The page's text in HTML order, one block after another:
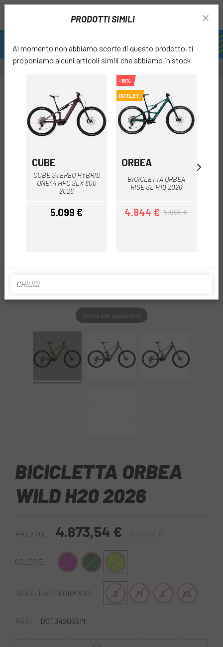
Clicca per espandere
BICICLETTA ORBEA
WILD H20 2026
PREZZO: 4.873,54 €
COLORE: Verde-NeroGiallo verde
TABELLA DI FORMATO: S M L XL
REF: DOT34203SM
PRODOTTI SIMILI
Al momento non abbiamo scorte di questo prodotto, ti
proponiamo alcuni articoli simili che abbiamo in stock
CUBE
CUBE STEREO HYBRID
ONE44 HPC SLX 800
2026
Prezzo
5.099 €
-15%
OUTLET
ORBEA
BICICLETTA ORBEA
RISE SL H10 2026
Prezzo
4.844 €Prezzo base
5.699 €
CHIUDI